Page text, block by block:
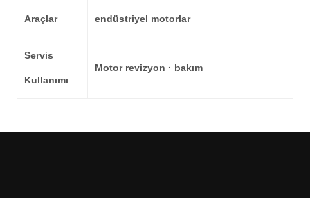
Araçlar endüstriyel motorlar
Servis
Kullanımı
Motor revizyon · bakım